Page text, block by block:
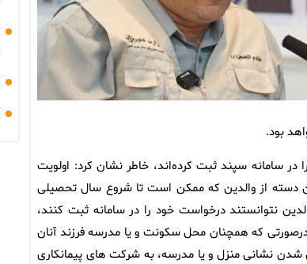
مدارس خود را در سامانه سپند ثبت کرده‌اند، خاطر نشان کرد: اولویت
دسته از والدین که ممکن است تا شروع سال تحصیلی
نتوانستند درخواست خود را در سامانه ثبت کنند،
که همچنان محل سکونت و یا مدرسه فرزند آنان
نشانی منزل و یا مدرسه، به شرکت های پیمانکاری